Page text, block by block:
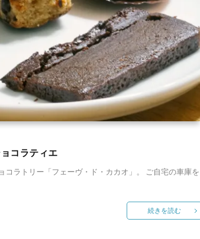
コラティエ
ラトリー「フェーヴ・ド・カカオ」。 ご自宅の車庫を
続きを読む